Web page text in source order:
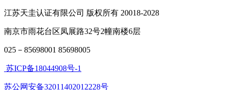
江苏天圭认证有限公司 版权所有 20018-2028
南京市雨花台区凤展路32号2幢南楼6层
025－85698001 85698005
苏ICP备18044908号-1
苏公网安备32011402012228号